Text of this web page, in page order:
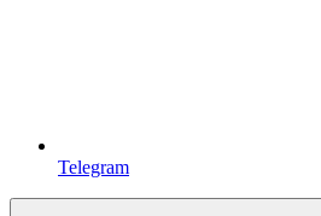
Telegram